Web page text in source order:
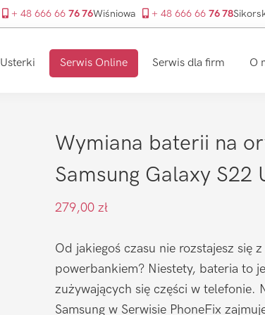
+ 48 666 66 76 76Wiśniowa + 48 666 66 76 78
Usterki Serwis Online Serwis dla firm O
Wymiana baterii na
Samsung Galaxy S22
279,00 zł
Od jakiegoś czasu nie rozstajesz się
powerbankiem? Niestety, bateria to
zużywających się części w telefonie.
Samsung w Serwisie PhoneFix